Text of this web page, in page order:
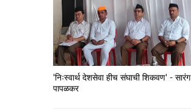
'निःस्वार्थ देशसेवा हीच संघाची शिकवण' - सारंग
पापळकर